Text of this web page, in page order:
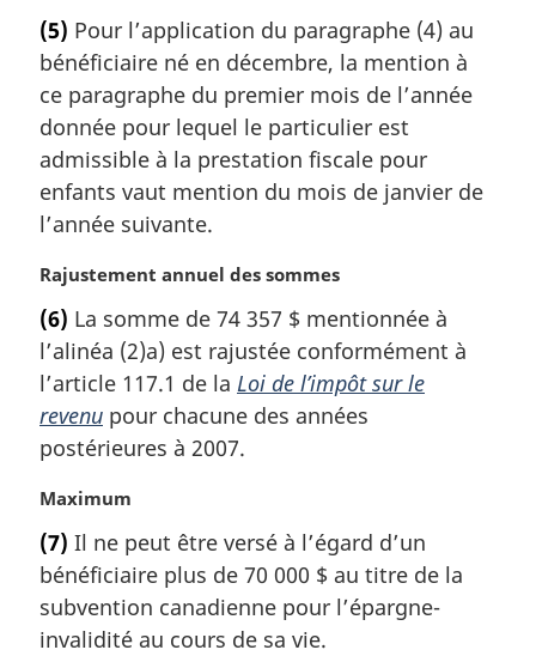
t
e
m
a
g
i
n
l
:
(5) Pour l’application du paragraphe (4) au
bénéficiaire né en décembre, la mention à
ce paragraphe du premier mois de l’année
donnée pour lequel le particulier est
admissible à la prestation fiscale pour
enfants vaut mention du mois de janvier de
l’année suivante.
N
t
e
m
a
r
g
n
a
l
e
:
Rajustement annuel des sommes
(6) La somme de 74 357 $ mentionnée à
l’alinéa (2)a) est rajustée conformément à
l’article 117.1 de la Loi de l’impôt sur le
revenu pour chacune des années
postérieures à 2007.
N
t
e
m
a
Maximum
(7) Il ne peut être versé à l’égard d’un
bénéficiaire plus de 70 000 $ au titre de la
subvention canadienne pour l’épargne-
invalidité au cours de sa vie.